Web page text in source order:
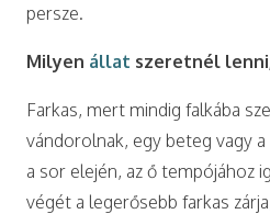
persze.
Milyen állat szeretnél
Farkas, mert mindig falkába
vándorolnak, egy beteg vagy
a sor elején, az ő tempójához
végét a legerősebb farkas